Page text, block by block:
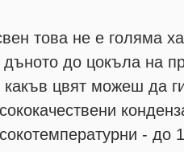
това не е голяма
дъното до цокъла на
какъв цвят можеш да
- до